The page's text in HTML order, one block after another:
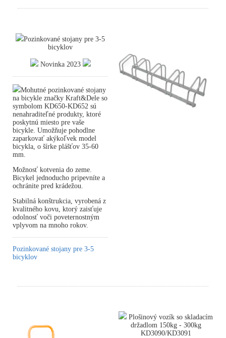
Pozinkované stojany pre 3-5
bicyklov
Novinka 2023
Mohutné pozinkované stojany
na bicykle značky Kraft&Dele so
symbolom KD650-KD652 sú
nenahraditeľné produkty, ktoré
poskytnú miesto pre vaše
bicykle. Umožňuje pohodlne
zaparkovať akýkoľvek model
bicykla, o šírke plášťov 35-60
mm.
Možnosť kotvenia do zeme.
Bicykel jednoducho pripevníte a
ochránite pred krádežou.
Stabilná konštrukcia, vyrobená z
kvalitného kovu, ktorý zaisťuje
odolnosť voči poveternostným
vplyvom na mnoho rokov.
Pozinkované stojany pre 3-5
bicyklov
Plošinový vozík so skladacím
držadlom 150kg - 300kg
KD3090/KD3091